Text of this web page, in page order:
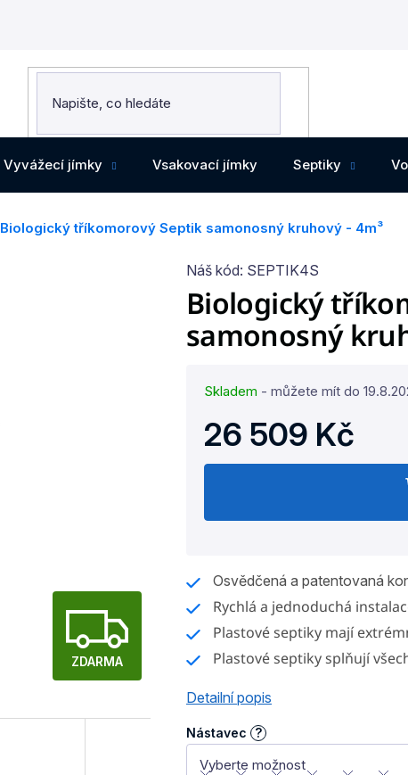
Vyvážecí jímky Vsakovací jímky Septiky
Biologický tříkomorový Septik samonosný kruhový - 4m³
Z
D
ZDARMA
Náš kód: SEPTIK4S
Biologický
samonosný
Skladem - můžete mít do
26 509 Kč
Osvědčená a patentovaná
Rychlá a jednoduchá
Plastové septiky mají
Plastové septiky splňují
Detailní popis
Nástavec ?